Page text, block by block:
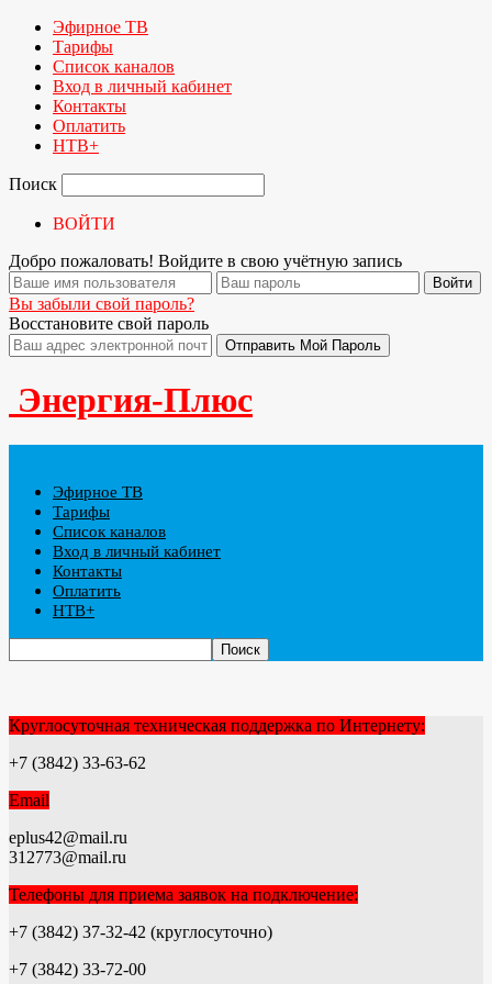
Эфирное ТВ
Тарифы
Список каналов
Вход в личный кабинет
Контакты
Оплатить
НТВ+
Поиск
ВОЙТИ
Добро пожаловать! Войдите в свою учётную запись
Вы забыли свой пароль?
Восстановите свой пароль
Энергия-Плюс
Эфирное ТВ
Тарифы
Список каналов
Вход в личный кабинет
Контакты
Оплатить
НТВ+
Круглосуточная техническая поддержка по Интернету:
+7 (3842) 33-63-62
Email
eplus42@mail.ru
312773@mail.ru
Телефоны для приема заявок на подключение:
+7 (3842) 37-32-42 (круглосуточно)
+7 (3842) 33-72-00